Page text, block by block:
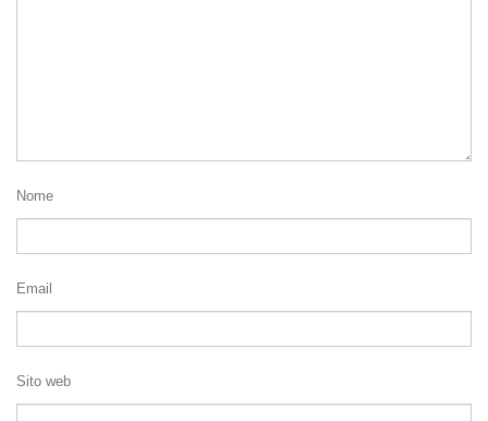
Nome
Email
Sito web